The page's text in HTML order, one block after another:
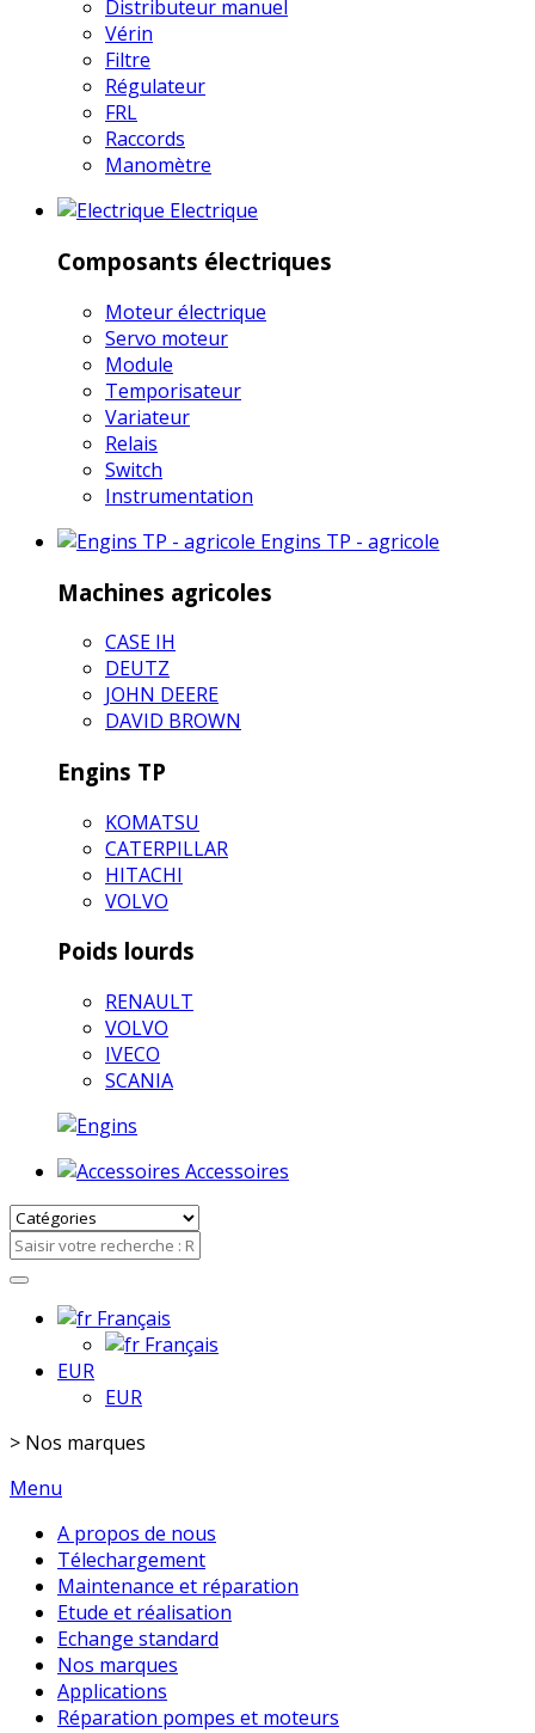
Distributeur manuel
Vérin
Filtre
Régulateur
FRL
Raccords
Manomètre
Electrique
Composants électriques
Moteur électrique
Servo moteur
Module
Temporisateur
Variateur
Relais
Switch
Instrumentation
Engins TP - agricole
Machines agricoles
CASE IH
DEUTZ
JOHN DEERE
DAVID BROWN
Engins TP
KOMATSU
CATERPILLAR
HITACHI
VOLVO
Poids lourds
RENAULT
VOLVO
IVECO
SCANIA
Accessoires
Français
Français
EUR
EUR
> Nos marques
Menu
A propos de nous
Télechargement
Maintenance et réparation
Etude et réalisation
Echange standard
Nos marques
Applications
Réparation pompes et moteurs